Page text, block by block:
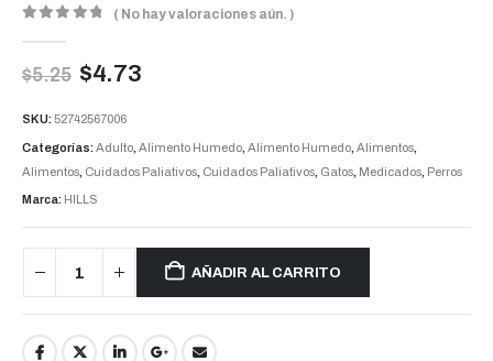
( No hay valoraciones aún. )
$5.25 $4.73
SKU:52742567006
Categorías:Adulto, Alimento Humedo, Alimento Humedo, Alimentos,
Alimentos, Cuidados Paliativos, Cuidados Paliativos, Gatos, Medicados, Perros
Marca: HILLS
AÑADIR AL CARRITO